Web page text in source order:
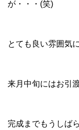
が・・・(笑)
とても良い雰囲気
来月中旬にはお引
完成までもうしば